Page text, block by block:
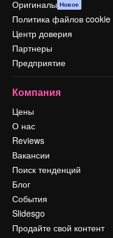
Оригиналы Новое
Политика файлов cookie
Центр доверия
Партнеры
Предприятие
Компания
Цены
О нас
Reviews
Вакансии
Поиск тенденций
Блог
События
Slidesgo
Продайте свой контент